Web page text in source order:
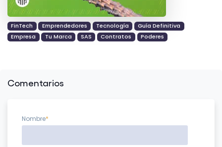
FinTech Emprendedores Tecnología
Guía Definitiva
Empresa
Tu Marca SAS Contratos Poderes
Comentarios
Nombre*